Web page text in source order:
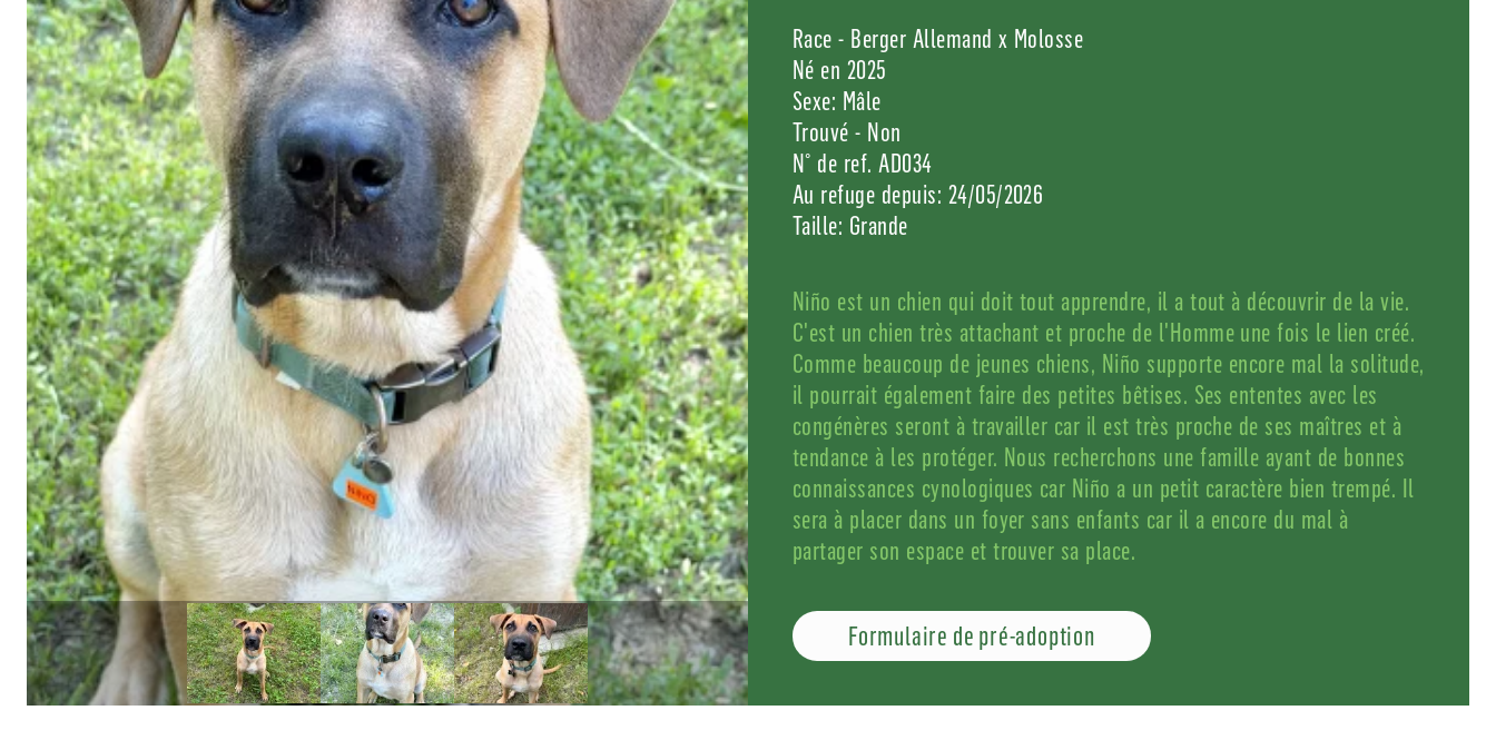
Race - Berger Allemand x Molosse
Né en 2025
Sexe: Mâle
Trouvé - Non
N° de ref. AD034
Au refuge depuis: 24/05/2026
Taille: Grande
Niño est un chien qui doit tout apprendre, il a tout à découvrir de la vie.
C'est un chien très attachant et proche de l'Homme une fois le lien créé.
Comme beaucoup de jeunes chiens, Niño supporte encore mal la solitude,
il pourrait également faire des petites bêtises. Ses ententes avec les
congénères seront à travailler car il est très proche de ses maîtres et à
tendance à les protéger. Nous recherchons une famille ayant de bonnes
connaissances cynologiques car Niño a un petit caractère bien trempé. Il
sera à placer dans un foyer sans enfants car il a encore du mal à
partager son espace et trouver sa place.
Formulaire de pré-adoption